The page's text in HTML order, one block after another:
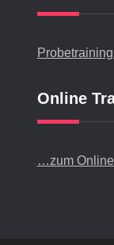
Online
…zum